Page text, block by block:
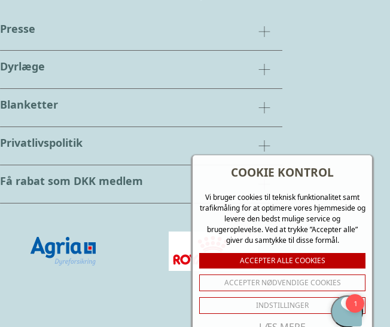
COOKIE KONTROL
Vi bruger cookies til teknisk funktionalitet samt
trafikmåling for at optimere vores hjemmeside og
levere den bedst mulige service og
brugeroplevelse. Ved at trykke ”Accepter alle”
giver du samtykke til disse formål.
ACCEPTER ALLE COOKIES
ACCEPTER NØDVENDIGE COOKIES
INDSTILLINGER
Presse
Dyrlæge
Blanketter
Privatlivspolitik
Få rabat som DKK medlem